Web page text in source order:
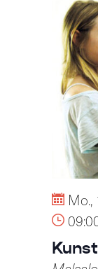
Mo.,